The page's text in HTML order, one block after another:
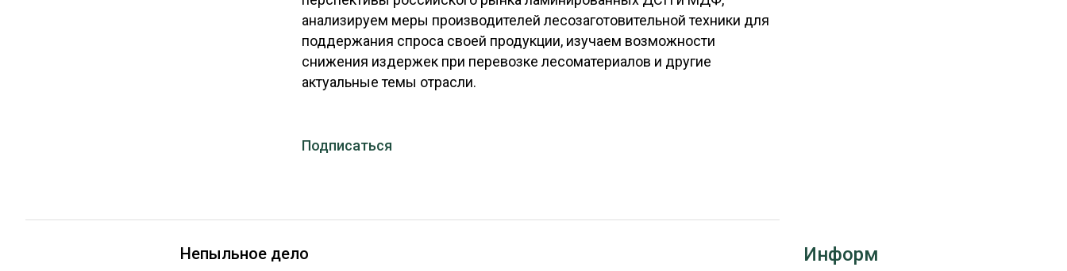
СУШКА ДРЕВЕСИНЫ
МЕБЕЛЬНОЕ ПРОИЗВОДСТВО ТЕХНОЛОГИИ
ОТРАСЛЕВАЯ ДИСКУССИЯ
РЫНКИ СБЫТА
анализируем меры производителей лесозаготовительной техники для
поддержания спроса своей продукции, изучаем возможности
снижения издержек при перевозке лесоматериалов и другие
актуальные темы отрасли.
Подписаться
Непыльное дело Информ